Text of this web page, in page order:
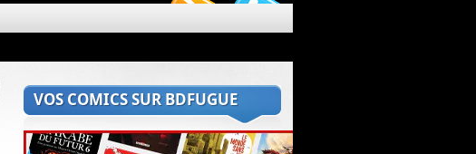
VOS COMICS SUR BDFUGUE